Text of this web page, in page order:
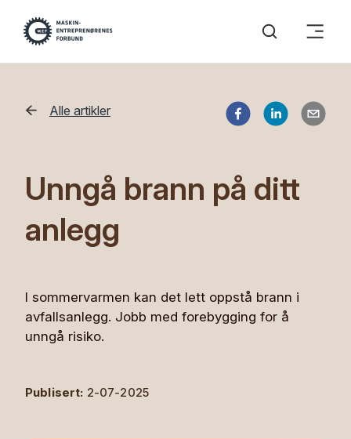
Alle artikler
Unngå brann på ditt
anlegg
I sommervarmen kan det lett oppstå brann i
avfallsanlegg. Jobb med forebygging for å
unngå risiko.
Publisert: 2-07-2025